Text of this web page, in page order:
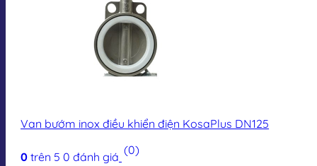
Van bướm inox điều khiển điện KosaPlus DN125
0 trên 5 0 đánh giá (0)